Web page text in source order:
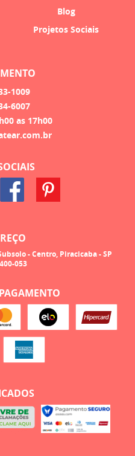
Blog
Projetos Sociais
1009
6007
as 17h00
-Centro, Piracicaba-SP
053